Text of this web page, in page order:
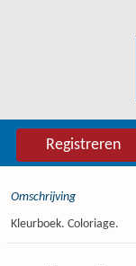
Registreren
Omschrijving
Kleurboek. Coloriage.